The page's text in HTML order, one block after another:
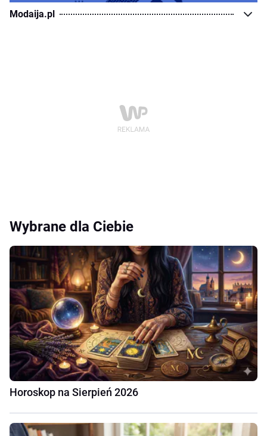
Modaija.pl
Wybrane dla Ciebie
Horoskop na Sierpień 2026